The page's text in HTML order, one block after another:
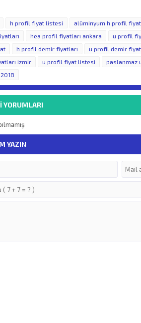
h profil fiyat listesi alüminyum h profil
hea profil fiyatları ankara u profil
h profil demir fiyatları u profil demir
izmir
u profil fiyat listesi paslanmaz
YORUMLARI
YAZIN